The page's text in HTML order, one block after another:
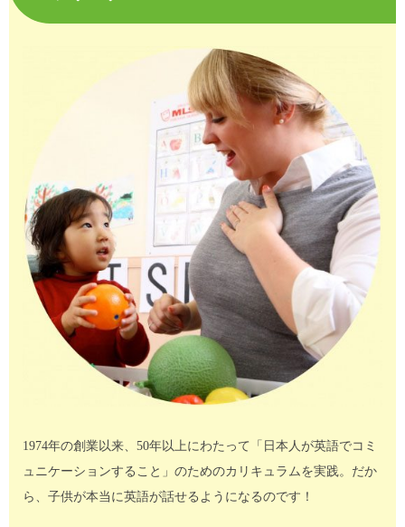
1974年の創業以来、50年以上にわたって「日本人が英語でコミ
ュニケーションすること」のためのカリキュラムを実践。だか
ら、子供が本当に英語が話せるようになるのです！